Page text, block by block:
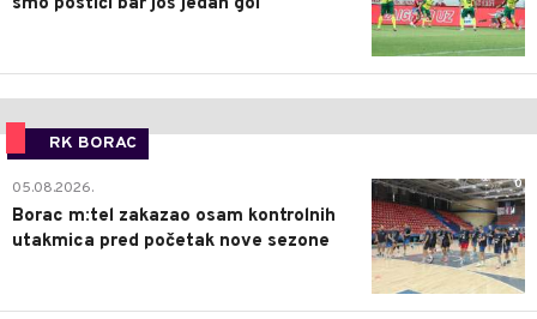
RK BORAC
0
05.08.2026.
Borac m:tel zakazao osam kontrolnih
utakmica pred početak nove sezone